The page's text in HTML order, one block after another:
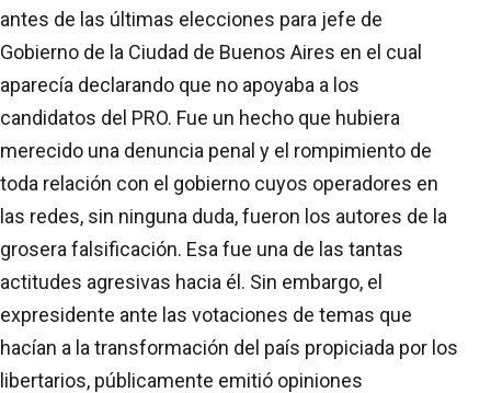
antes de las últimas elecciones para jefe de
Gobierno de la Ciudad de Buenos Aires en el cual
aparecía declarando que no apoyaba a los
candidatos del PRO. Fue un hecho que hubiera
merecido una denuncia penal y el rompimiento de
toda relación con el gobierno cuyos operadores en
las redes, sin ninguna duda, fueron los autores de la
grosera falsificación. Esa fue una de las tantas
actitudes agresivas hacia él. Sin embargo, el
expresidente ante las votaciones de temas que
hacían a la transformación del país propiciada por los
libertarios, públicamente emitió opiniones